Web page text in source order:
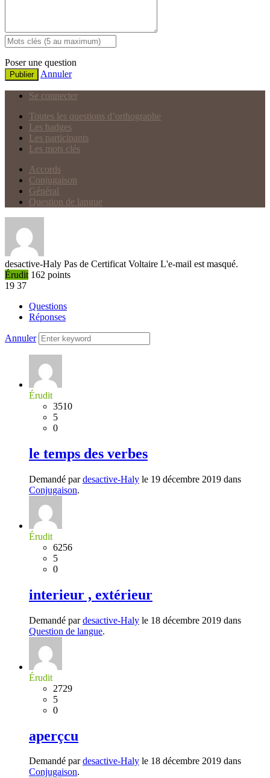
Poser une question
Publier Annuler
Se connecter
Toutes les questions d’orthographe
Les badges
Les participants
Les mots clés
Accords
Conjugaison
Général
Question de langue
desactive-Haly Pas de Certificat Voltaire L'e-mail est masqué.
Érudit 162 points
19 37
Questions
Réponses
Annuler
Érudit
3510
5
0
le temps des verbes
Demandé pardesactive-Haly le 19 décembre 2019 dans
Conjugaison.
Érudit
6256
5
0
interieur , extérieur
Demandé pardesactive-Haly le 18 décembre 2019 dans
Question de langue.
Érudit
2729
5
0
aperçcu
Demandé pardesactive-Haly le 18 décembre 2019 dans
Conjugaison.